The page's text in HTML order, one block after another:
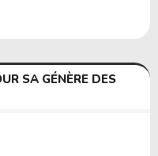
SA GÉNÈRE DES